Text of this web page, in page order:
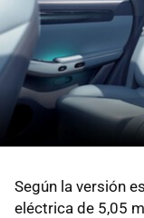
Según la versión
eléctrica de 5,05